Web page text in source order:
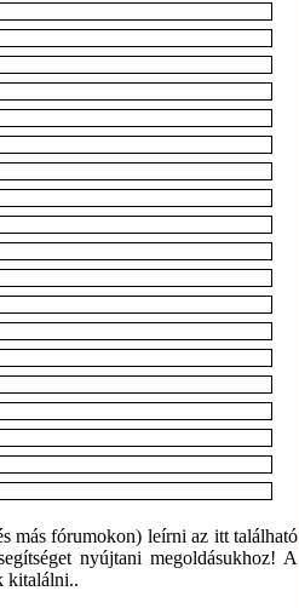
más fórumokon) leírni az itt található
nyújtani megoldásukhoz! A
kitalálni..